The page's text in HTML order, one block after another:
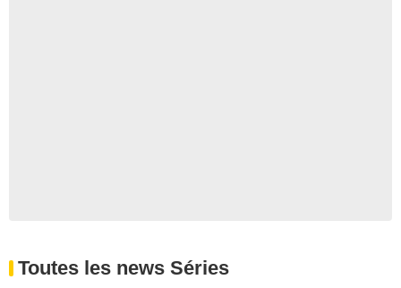
Toutes les news Séries